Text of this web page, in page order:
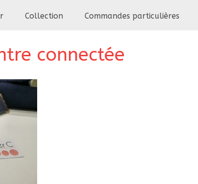
Collection Commandes particulières
connectée